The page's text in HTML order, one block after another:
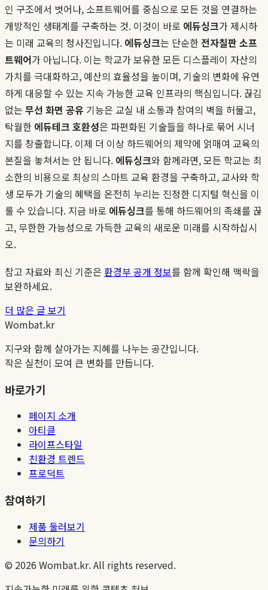
인 구조에서 벗어나, 소프트웨어를 중심으로 모든 것을 연결하는
개방적인 생태계를 구축하는 것. 이것이 바로 에듀싱크가 제시하
는 미래 교육의 청사진입니다. 에듀싱크는 단순한 전자칠판 소프
트웨어가 아닙니다. 이는 학교가 보유한 모든 디스플레이 자산의
가치를 극대화하고, 예산의 효율성을 높이며, 기술의 변화에 유연
하게 대응할 수 있는 지속 가능한 교육 인프라의 핵심입니다. 끊김
없는 무선 화면 공유 기능은 교실 내 소통과 참여의 벽을 허물고,
탁월한 에듀테크 호환성은 파편화된 기술들을 하나로 묶어 시너
지를 창출합니다. 이제 더 이상 하드웨어의 제약에 얽매여 교육의
본질을 놓쳐서는 안 됩니다. 에듀싱크와 함께라면, 모든 학교는 최
소한의 비용으로 최상의 스마트 교육 환경을 구축하고, 교사와 학
생 모두가 기술의 혜택을 온전히 누리는 진정한 디지털 혁신을 이
룰 수 있습니다. 지금 바로 에듀싱크를 통해 하드웨어의 족쇄를 끊
고, 무한한 가능성으로 가득한 교육의 새로운 미래를 시작하십시
오.
참고 자료와 최신 기준은 환경부 공개 정보를 함께 확인해 맥락을
보완하세요.
더 많은 글 보기
Wombat.kr
지구와 함께 살아가는 지혜를 나누는 공간입니다.
작은 실천이 모여 큰 변화를 만듭니다.
바로가기
페이지 소개
아티클
라이프스타일
친환경 트렌드
프로덕트
참여하기
제품 둘러보기
문의하기
© 2026 Wombat.kr. All rights reserved.